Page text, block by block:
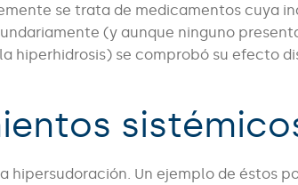
se trata de medicamentos cuya
(y aunque ninguno
hiperhidrosis) se comprobó su efecto
hipersudoración. Un ejemplo de éstos